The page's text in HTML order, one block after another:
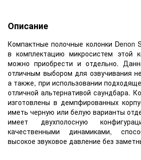
Описание
Компактные полочные колонки Denon
в комплектацию микросистем этой
можно приобрести и отдельно.
отличным выбором для озвучивания
а также, при использовании
отличной альтернативой саундбара.
изготовлены в демпфированных
иметь черную или белую варианты
имеет двухполосную
качественными динамиками,
высокое звуковое давление без